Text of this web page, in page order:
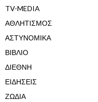
TV-MEDIA
ΑΘΛΗΤΙΣΜΟΣ
ΑΣΤΥΝΟΜΙΚΑ
ΒΙΒΛΙΟ
ΔΙΕΘΝΗ
ΕΙΔΗΣΕΙΣ
ΖΩΔΙΑ